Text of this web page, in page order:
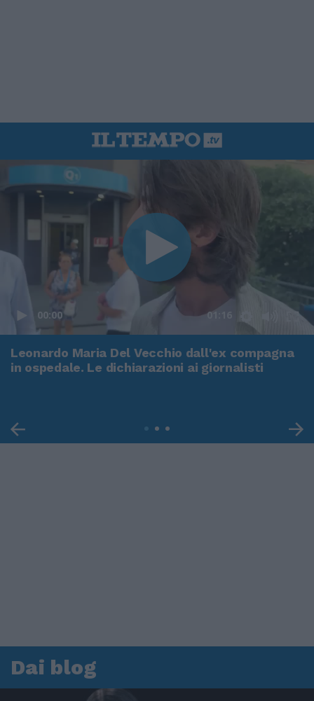
00:00 01:16
Leonardo Maria Del Vecchio dall'ex compagna
in ospedale. Le dichiarazioni ai giornalisti
Dai blog